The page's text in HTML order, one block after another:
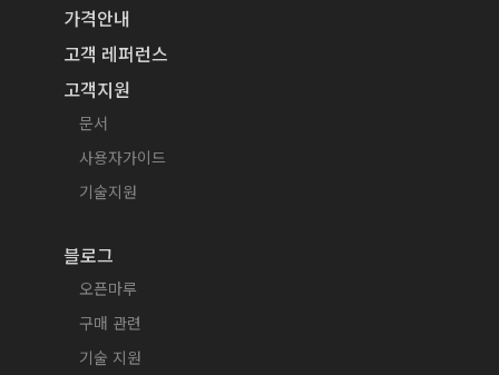
가격안내
고객 레퍼런스
고객지원
문서
사용자가이드
기술지원
블로그
오픈마루
구매 관련
기술 지원